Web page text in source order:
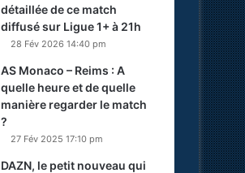
détaillée de ce match
diffusé sur Ligue 1+ à 21h
28 Fév 2026 14:40 pm
AS Monaco – Reims : A
quelle heure et de quelle
manière regarder le match
?
27 Fév 2025 17:10 pm
DAZN, le petit nouveau qui